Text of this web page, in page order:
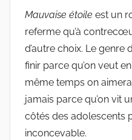
Mauvaise étoile est un
referme qu’à
d’autre choix. Le genre
finir parce qu’on veut
même temps on
jamais parce qu’on vit
côtés des adolescents
inconcevable.